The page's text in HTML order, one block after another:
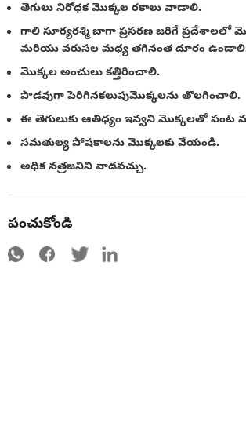
తెగులు నిరోధక మొక్కల రకాలు వాడాలి.
గాలి సూర్యరశ్మి బాగా ప్రసరణ జరిగే ప్రదేశాలలో
మరియు వరుసల మధ్య తగినంత దూరం
మొక్కల అంచులు కత్తిరించాలి.
పొడవుగా పెరిగినకలుపుమొక్కలను తొలగించాలి.
ఈ తెగులుకు ఆతిధ్యం ఇవ్వని మొక్కలతో
సమతుల్య పోషకాలను మొక్కలకు వేయండి.
అధిక నత్రజనిని వాడవచ్చు.
పంచుకోండి